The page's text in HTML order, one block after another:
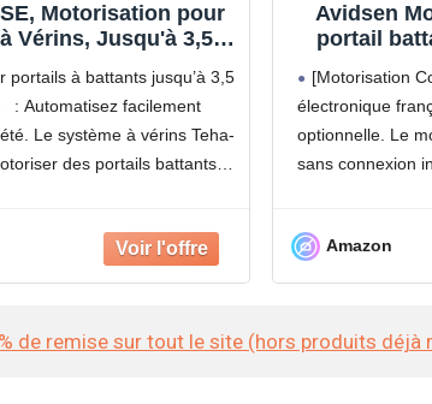
Motorisation pour
Vérins, Jusqu'à 3,5m
de Portail
sur Obstacle,
3 Télécommandes
Maison
portails à battants jusqu’à 3,5
: Automatisez facilement
Le système à vérins Teha-
des portails battants
Avidsen
portail
et
semi
[Motorisation
électronique
optionnelle. Le
sans connexion
[Motorisation
Compatible
Amazon
de remise sur tout le site (hors produits déjà